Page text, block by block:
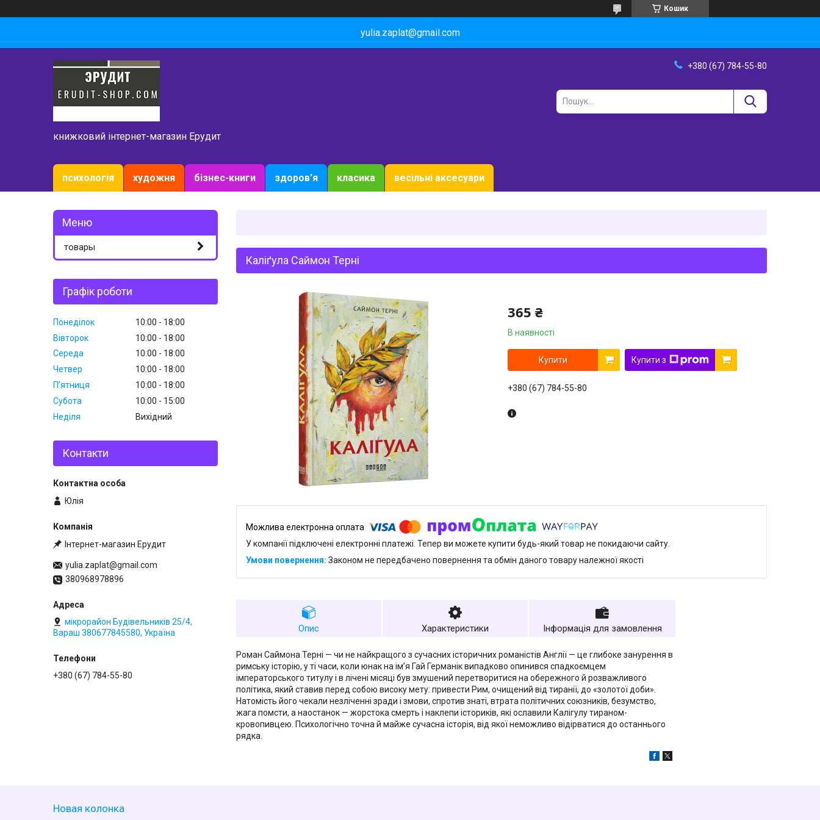
Кошик
yulia.zaplat@gmail.com
книжковий інтернет-магазин Ерудит
+380 (67) 784-55-80
психологія художня бізнес-книги здоров'я класика весільні аксесуари
Каліґула Саймон Терні
365 ₴
В наявності
Купити Купити з
+380 (67) 784-55-80
У компанії підключені електронні платежі. Тепер ви можете купити будь-який товар не покидаючи сайту.
Законом не передбачено повернення та обмін даного товару належної якості
Опис Характеристики Інформація для замовлення
Роман Саймона Терні — чи не найкращого з сучасних історичних романістів Англії — це глибоке занурення в
римську історію, у ті часи, коли юнак на ім’я Гай Германік випадково опинився спадкоємцем
імператорського титулу і в лічені місяці був змушений перетворитися на обережного й розважливого
політика, який ставив перед собою високу мету: привести Рим, очищений від тиранії, до «золотої доби».
Натомість його чекали незліченні зради і змови, спротив знаті, втрата політичних союзників, безумство,
жага помсти, а наостанок — жорстока смерть і наклепи істориків, які ославили Калігулу тираном-
кровопивцею. Психологічно точна й майже сучасна історія, від якої неможливо відірватися до останнього
рядка.
товары
Графік роботи
Понеділок 10:00
18:00
Вівторок
10:00
18:00
Середа
10:00
18:00
Четвер
10:00
18:00
Пʼятниця
10:00
18:00
Субота
10:00
15:00
Неділя
Вихідний
Контакти
Юлія
Інтернет-магазин Ерудит
yulia.zaplat@gmail.com
380968978896
мікрорайон Будівельників 25/4,
Вараш 380677845580, Україна
+380 (67) 784-55-80
Новая колонка